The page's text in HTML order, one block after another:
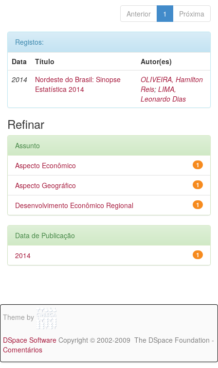
Anterior 1 Próxima
Registos:
Data
Título
Autor(es)
2014
Nordeste do Brasil: Sinopse
Estatística 2014
OLIVEIRA, Hamilton
Reis; LIMA,
Leonardo Dias
Refinar
Assunto
1
Aspecto Econômico
1
Aspecto Geográfico
1
Desenvolvimento Econômico Regional
Data de Publicação
1
2014
Theme by
DSpace Software Copyright © 2002-2009 The DSpace Foundation -
Comentários